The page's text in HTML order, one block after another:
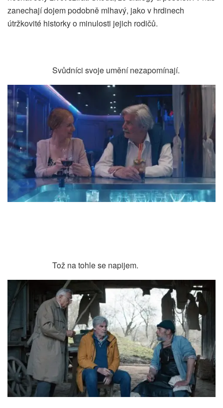
zanechají dojem podobně mlhavý, jako v hrdinech
útržkovité historky o minulosti jejich rodičů.
Svůdníci svoje umění nezapomínají.
Tož na tohle se napijem.